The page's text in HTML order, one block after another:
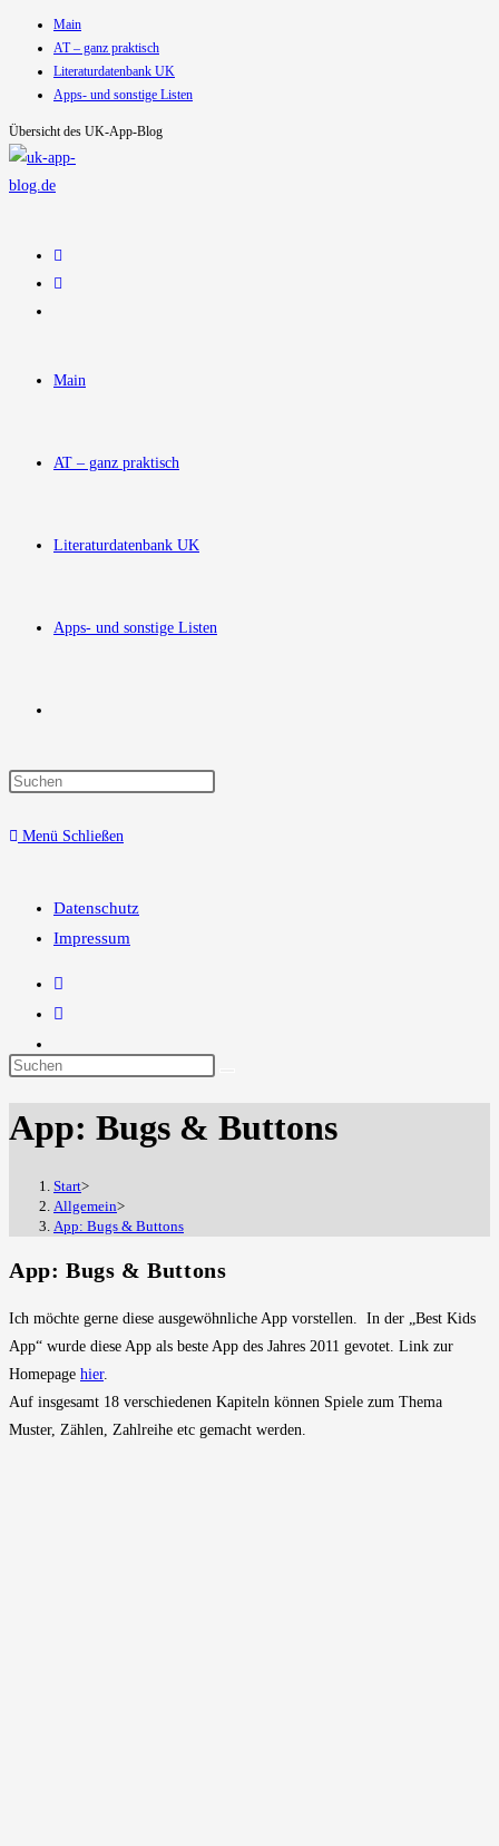
Inhalt
springen
Main
AT – ganz praktisch
Literaturdatenbank UK
Apps- und sonstige Listen
Übersicht des UK-App-Blog
Main
AT – ganz praktisch
Literaturdatenbank UK
Apps- und sonstige Listen
Suche
Menü Schließen
Datenschutz
Impressum
Diese
durchsuchen
App: Bugs & Buttons
Start>
Allgemein>
App: Bugs & Buttons
App: Bugs & Buttons
Ich möchte gerne diese ausgewöhnliche App vorstellen. In der „Best Kids
App“ wurde diese App als beste App des Jahres 2011 gevotet. Link zur
Homepage hier.
Auf insgesamt 18 verschiedenen Kapiteln können Spiele zum Thema
Muster, Zählen, Zahlreihe etc gemacht werden.